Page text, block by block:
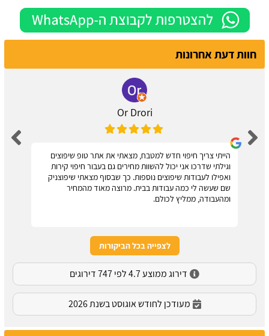
חוות דעת אחרונות
Or Drori
הייתי צריך חיפוי חדש למטבח, מצאתי את אתר טופ שיפוצים
וגילתי שדרכו אני יכול להשוות מחירים גם בעבור חיפוי קירות
ואפילו לעבודות שיפוצים נוספות. כך שבסוף מצאתי שיפוצניק
שם שעשה לי כמה עבודות בבית. מרוצה מאוד מהמחיר
ומהעבודה, ממליץ לכולם.
לצפייה בכל הביקורות
דירוג ממוצע 4.7 לפי 747 דירוגים
מעודכן לחודש אוגוסט בשנת 2026